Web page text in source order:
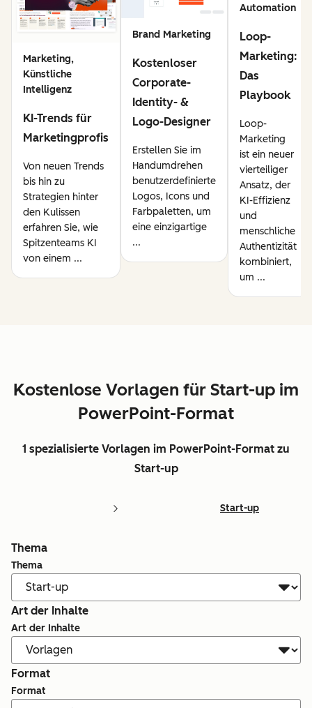
Marketing,
Künstliche
Intelligenz
KI-Trends für
Marketingprofis
Von neuen Trends
bis hin zu
Strategien hinter
den Kulissen
erfahren Sie, wie
Spitzenteams KI
von einem ...
Brand Marketing
Kostenloser
Corporate-
Identity- &
Logo-Designer
Erstellen Sie im
Handumdrehen
benutzerdefinierte
Logos, Icons und
Farbpaletten, um
eine einzigartige
...
Automation
Loop-
Marketing:
Das
Playbook
Loop-
Marketing
ist ein neuer
vierteiliger
Ansatz, der
KI-Effizienz
und
menschliche
Authentizität
kombiniert,
um ...
Kostenlose Vorlagen für Start-up im
PowerPoint-Format
1 spezialisierte Vorlagen im PowerPoint-Format zu
Start-up
Start-up
Thema
Thema
Art der Inhalte
Art der Inhalte
Format
Format